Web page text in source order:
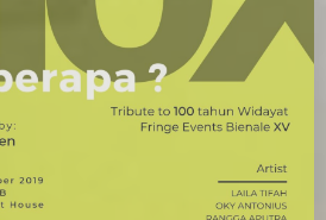
adalah salah satu program
program sekali sebulan ini,